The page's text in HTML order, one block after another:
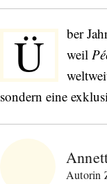
Ü
ber
weil
sondern eine
Autorin